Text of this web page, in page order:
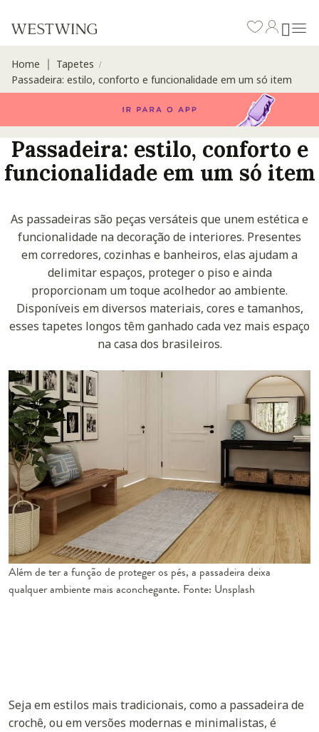
Home Tapetes /
Passadeira: estilo, conforto e funcionalidade em um só item
Passadeira: estilo, conforto e
funcionalidade em um só item
As passadeiras são peças versáteis que unem estética e
funcionalidade na decoração de interiores. Presentes
em corredores, cozinhas e banheiros, elas ajudam a
delimitar espaços, proteger o piso e ainda
proporcionam um toque acolhedor ao ambiente.
Disponíveis em diversos materiais, cores e tamanhos,
esses tapetes longos têm ganhado cada vez mais espaço
na casa dos brasileiros.
Além de ter a função de proteger os pés, a passadeira deixa
qualquer ambiente mais aconchegante. Fonte: Unsplash
Seja em estilos mais tradicionais, como a passadeira de
crochê, ou em versões modernas e minimalistas, é